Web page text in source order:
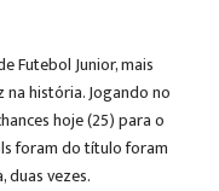
Futebol Junior, mais
na história. Jogando no
hoje (25) para o
foram do título foram
duas vezes.